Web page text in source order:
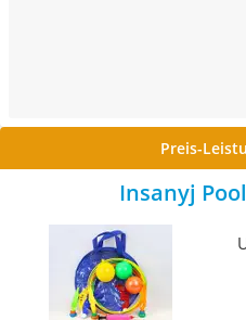
Preis-
Insanyj